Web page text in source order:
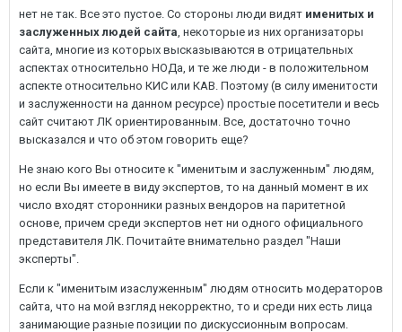
нет не так. Все это пустое. Со стороны люди видят именитых и
заслуженных людей сайта, некоторые из них организаторы
сайта, многие из которых высказываются в отрицательных
аспектах относительно НОДа, и те же люди - в положительном
аспекте относительно КИС или КАВ. Поэтому (в силу именитости
и заслуженности на данном ресурсе) простые посетители и весь
сайт считают ЛК ориентированным. Все, достаточно точно
высказался и что об этом говорить еще?
Не знаю кого Вы относите к "именитым и заслуженным" людям,
но если Вы имеете в виду экспертов, то на данный момент в их
число входят сторонники разных вендоров на паритетной
основе, причем среди экспертов нет ни одного официального
представителя ЛК. Почитайте внимательно раздел "Наши
эксперты".
Если к "именитым изаслуженным" людям относить модераторов
сайта, что на мой взгляд некорректно, то и среди них есть лица
занимающие разные позиции по дискуссионным вопросам.